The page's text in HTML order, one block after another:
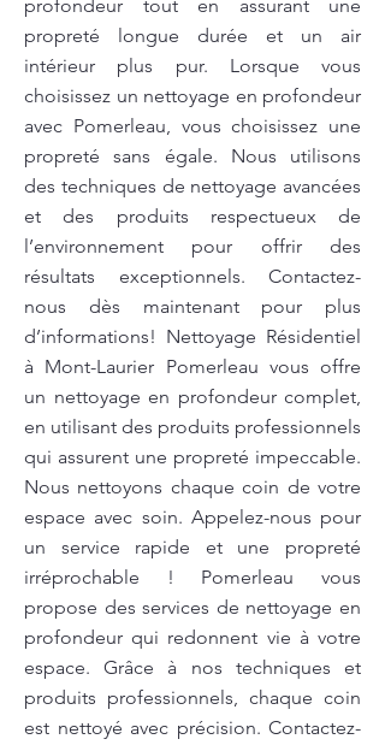
profondeur tout en assurant une
propreté longue durée et un air
intérieur plus pur. Lorsque vous
choisissez un nettoyage en profondeur
avec Pomerleau, vous choisissez une
propreté sans égale. Nous utilisons
des techniques de nettoyage avancées
et des produits respectueux de
l’environnement pour offrir des
résultats exceptionnels. Contactez-
nous dès maintenant pour plus
d’informations! Nettoyage Résidentiel
à Mont-Laurier Pomerleau vous offre
un nettoyage en profondeur complet,
en utilisant des produits professionnels
qui assurent une propreté impeccable.
Nous nettoyons chaque coin de votre
espace avec soin. Appelez-nous pour
un service rapide et une propreté
irréprochable ! Pomerleau vous
propose des services de nettoyage en
profondeur qui redonnent vie à votre
espace. Grâce à nos techniques et
produits professionnels, chaque coin
est nettoyé avec précision. Contactez-